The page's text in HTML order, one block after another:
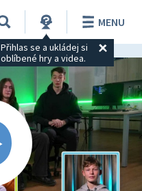
Přihlas se a ukládej si
oblíbené hry a videa.
MENU